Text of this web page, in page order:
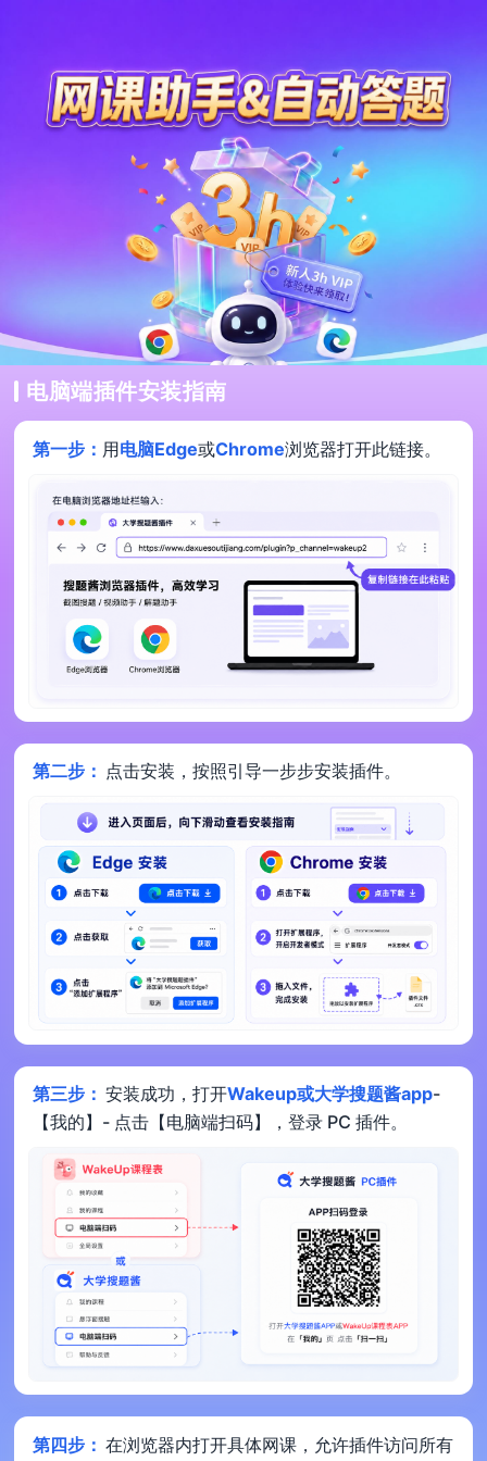
电脑端插件安装指南
第一步： 用电脑Edge或Chrome浏览器打开此链接。
第二步： 点击安装，按照引导一步步安装插件。
第三步： 安装成功，打开Wakeup或大学搜题酱app-
【我的】- 点击【电脑端扫码】，登录 PC 插件。
第四步： 在浏览器内打开具体网课，允许插件访问所有